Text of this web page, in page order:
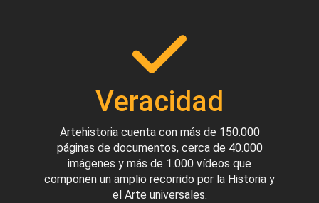
Veracidad
Artehistoria cuenta con más de 150.000
páginas de documentos, cerca de 40.000
imágenes y más de 1.000 vídeos que
componen un amplio recorrido por la Historia y
el Arte universales.